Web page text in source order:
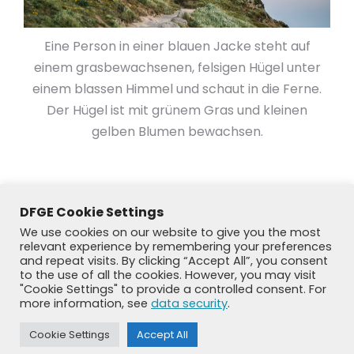
Eine Person in einer blauen Jacke steht auf
einem grasbewachsenen, felsigen Hügel unter
einem blassen Himmel und schaut in die Ferne.
Der Hügel ist mit grünem Gras und kleinen
gelben Blumen bewachsen.
© DFGE 2026. All rights reserved.
Previously used menu 1
DFGE Cookie Settings
We use cookies on our website to give you the most
relevant experience by remembering your preferences
and repeat visits. By clicking “Accept All”, you consent
to the use of all the cookies. However, you may visit
"Cookie Settings" to provide a controlled consent. For
more information, see data security.
Cookie Settings Accept All